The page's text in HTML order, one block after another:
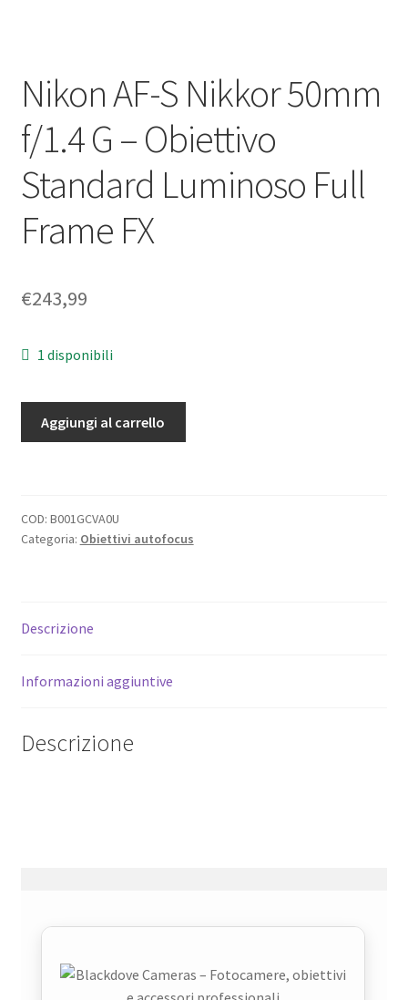
Nikon AF-S Nikkor 50mm
f/1.4 G – Obiettivo
Standard Luminoso Full
Frame FX
€243,99
1 disponibili
f/1.4
G
Luminoso
Frame
Aggiungi al carrello
COD: B001GCVA0U
Categoria: Obiettivi autofocus
Descrizione
Informazioni aggiuntive
Descrizione